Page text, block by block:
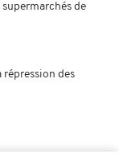
de
répression des